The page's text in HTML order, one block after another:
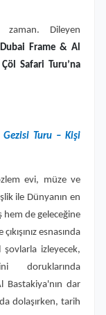
zaman. Dileyen
Dubai Frame & Al
Safari Turu’na
Turu – Kişi
evi, müze ve
ile Dünyanın en
hem de geleceğine
esnasında
izleyecek,
doruklarında
Bastakiya'nın dar
dolaşırken, tarih